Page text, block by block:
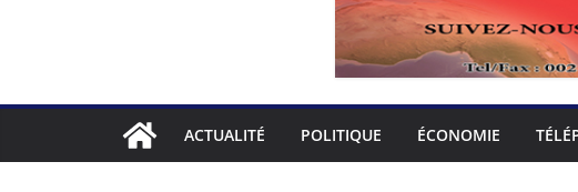
ACTUALITÉ POLITIQUE ÉCONOMIE